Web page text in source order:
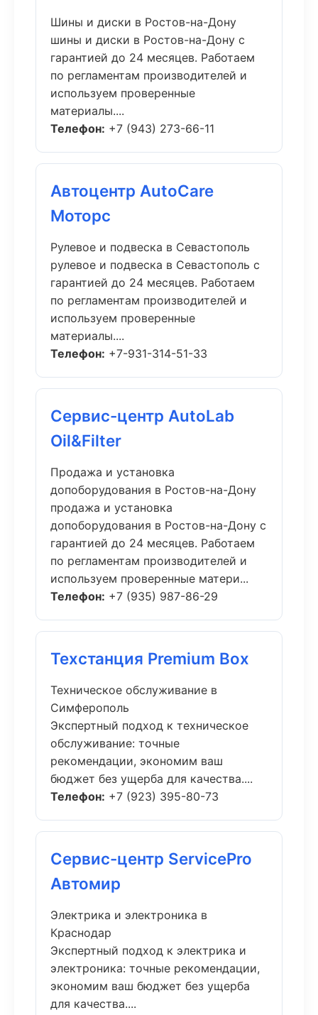
Шины и диски в Ростов-на-Дону
шины и диски в Ростов-на-Дону с
гарантией до 24 месяцев. Работаем
по регламентам производителей и
используем проверенные
материалы....
Телефон: +7 (943) 273-66-11
Автоцентр AutoCare
Моторс
Рулевое и подвеска в Севастополь
рулевое и подвеска в Севастополь с
гарантией до 24 месяцев. Работаем
по регламентам производителей и
используем проверенные
материалы....
Телефон: +7-931-314-51-33
Сервис-центр AutoLab
Oil&Filter
Продажа и установка
допоборудования в Ростов-на-Дону
продажа и установка
допоборудования в Ростов-на-Дону с
гарантией до 24 месяцев. Работаем
по регламентам производителей и
используем проверенные матери...
Телефон: +7 (935) 987-86-29
Техстанция Premium Box
Техническое обслуживание в
Симферополь
Экспертный подход к техническое
обслуживание: точные
рекомендации, экономим ваш
бюджет без ущерба для качества....
Телефон: +7 (923) 395-80-73
Сервис-центр ServicePro
Автомир
Электрика и электроника в
Краснодар
Экспертный подход к электрика и
электроника: точные рекомендации,
экономим ваш бюджет без ущерба
для качества....